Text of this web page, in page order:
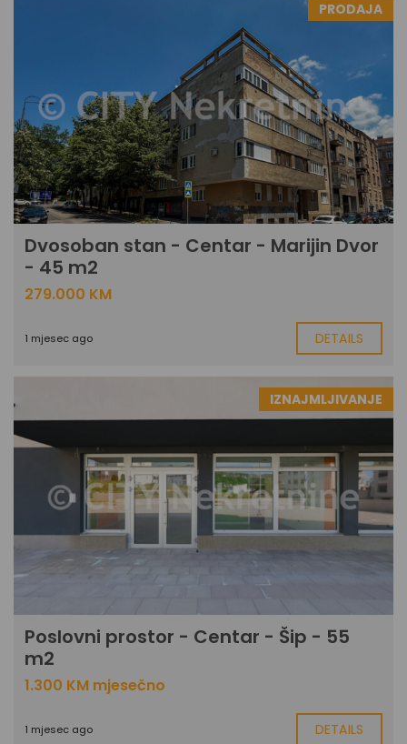
PRODAJA
Dvosoban stan - Centar - Marijin Dvor
- 45 m2
279.000 KM
1 mjesec ago DETAILS
IZNAJMLJIVANJE
Poslovni prostor - Centar - Šip - 55
m2
1.300 KM mjesečno
1 mjesec ago DETAILS